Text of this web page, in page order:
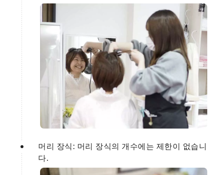
머리 장식: 머리 장식의 개수에는 제한이 없습니
다.